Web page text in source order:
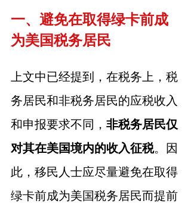
一、避免在取得绿卡前成
为美国税务居民
上文中已经提到，在税务上，税
务居民和非税务居民的应税收入
和申报要求不同， 非税务居民仅
对其在美国境内的收入征税。因
此，移民人士应尽量避免在取得
绿卡前成为美国税务居民而提前